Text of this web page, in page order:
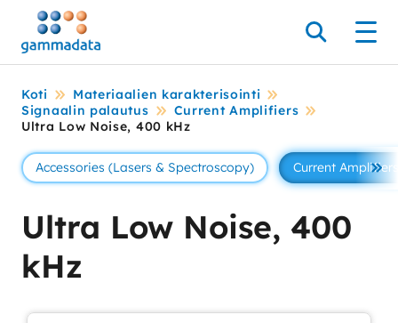
Siirry
pääsisältöönt
Hae
Koti
Materiaalien karakterisointi
Signaalin palautus
Current Amplifiers
Ultra Low Noise, 400 kHz
Accessories (Lasers & Spectroscopy) Current Amplifiers
Se
Ultra Low Noise, 400
kHz